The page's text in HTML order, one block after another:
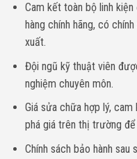
Cam kết toàn bộ linh
hàng chính hãng, có
xuất.
Đội ngũ kỹ thuật viên
nghiệm chuyên môn.
Giá sửa chữa hợp lý,
phá giá trên thị trường để
Chính sách bảo hành sau